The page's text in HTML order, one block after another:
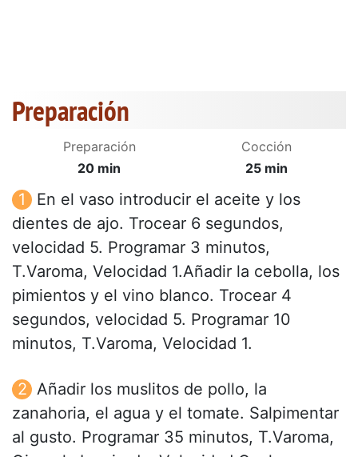
Preparación
Preparación
20 min
Cocción
25 min
En el vaso introducir el aceite y los
dientes de ajo. Trocear 6 segundos,
velocidad 5. Programar 3 minutos,
T.Varoma, Velocidad 1.Añadir la cebolla, los
pimientos y el vino blanco. Trocear 4
segundos, velocidad 5. Programar 10
minutos, T.Varoma, Velocidad 1.
Añadir los muslitos de pollo, la
zanahoria, el agua y el tomate. Salpimentar
al gusto. Programar 35 minutos, T.Varoma,